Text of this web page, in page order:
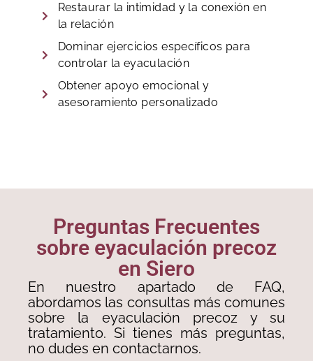
Restaurar la intimidad y la conexión en
la relación
Dominar ejercicios específicos para
controlar la eyaculación
Obtener apoyo emocional y
asesoramiento personalizado
Preguntas Frecuentes
sobre eyaculación precoz
en Siero
En nuestro apartado de FAQ,
abordamos las consultas más comunes
sobre la eyaculación precoz y su
tratamiento. Si tienes más preguntas,
no dudes en contactarnos.